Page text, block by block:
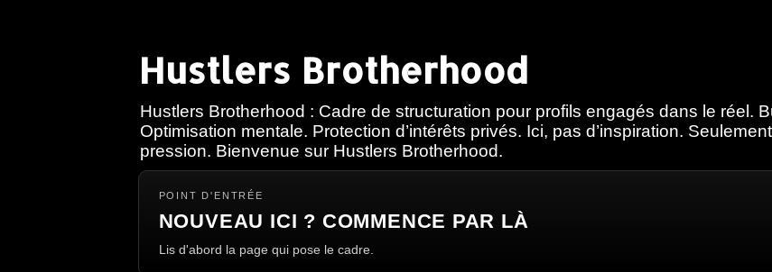
Hustlers Brotherhood
Hustlers Brotherhood : Cadre de structuration pour profils engagés dans le réel.
Optimisation mentale. Protection d’intérêts privés. Ici, pas d’inspiration.
pression. Bienvenue sur Hustlers Brotherhood.
POINT D'ENTRÉE
NOUVEAU ICI ? COMMENCE PAR LÀ
Lis d'abord la page qui pose le cadre.